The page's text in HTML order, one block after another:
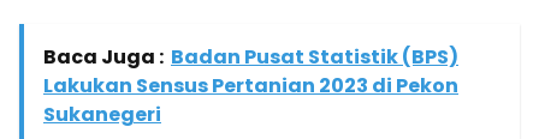
Baca Juga : Badan Pusat Statistik (BPS)
Lakukan Sensus Pertanian 2023 di Pekon
Sukanegeri